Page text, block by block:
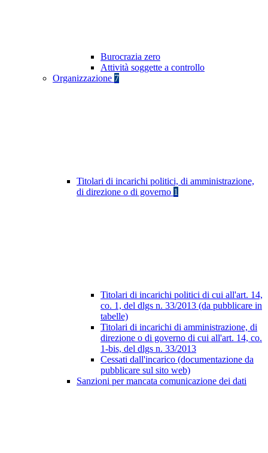
Burocrazia zero
Attività soggette a controllo
Organizzazione 7
Titolari di incarichi politici, di amministrazione,
di direzione o di governo 1
Titolari di incarichi politici di cui all'art. 14,
co. 1, del dlgs n. 33/2013 (da pubblicare in
tabelle)
Titolari di incarichi di amministrazione, di
direzione o di governo di cui all'art. 14, co.
1-bis, del dlgs n. 33/2013
Cessati dall'incarico (documentazione da
pubblicare sul sito web)
Sanzioni per mancata comunicazione dei dati